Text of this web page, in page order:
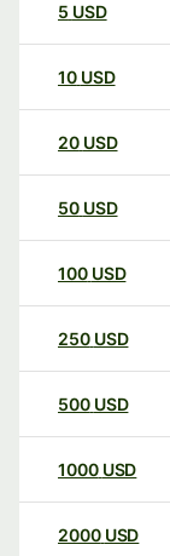
5 USD
10 USD
20 USD
50 USD
100 USD
250 USD
500 USD
1000 USD
2000 USD